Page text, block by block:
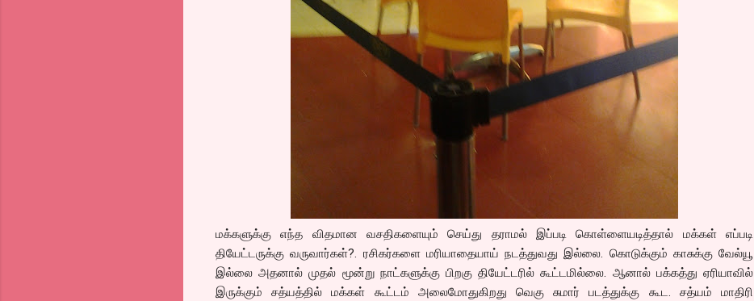
மக்களுக்கு எந்த விதமான வசதிகளையும் செய்து தராமல் இப்படி கொள்ளையடித்தால் மக்கள் எப்படி
தியேட்டருக்கு வருவார்கள்?. ரசிகர்களை மரியாதையாய் நடத்துவது இல்லை. கொடுக்கும் காசுக்கு வேல்யூ
இல்லை அதனால் முதல் மூன்று நாட்களுக்கு பிறகு தியேட்டரில் கூட்டமில்லை. ஆனால் பக்கத்து ஏரியாவில்
இருக்கும் சத்யத்தில் மக்கள் கூட்டம் அலைமோதுகிறது வெகு சுமார் படத்துக்கு கூட. சத்யம் மாதிரி